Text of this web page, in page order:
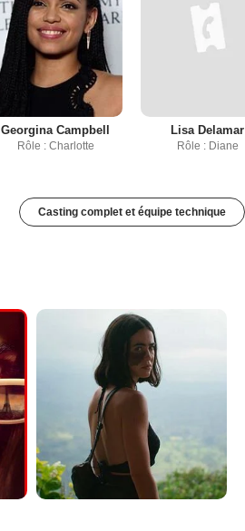
Georgina Campbell
Rôle : Charlotte
Lisa Delamar
Rôle : Diane
Casting complet et équipe technique